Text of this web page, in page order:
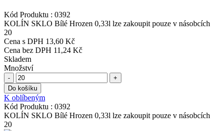
Kód Produktu : 0392
KOLÍN SKLO Bílé Hrozen 0,33l lze zakoupit pouze v násobcích
20
Cena s DPH 13,60 Kč
Cena bez DPH 11,24 Kč
Skladem
Množství
-
+
Do košíku
K oblíbeným
Kód Produktu : 0392
KOLÍN SKLO Bílé Hrozen 0,33l lze zakoupit pouze v násobcích
20